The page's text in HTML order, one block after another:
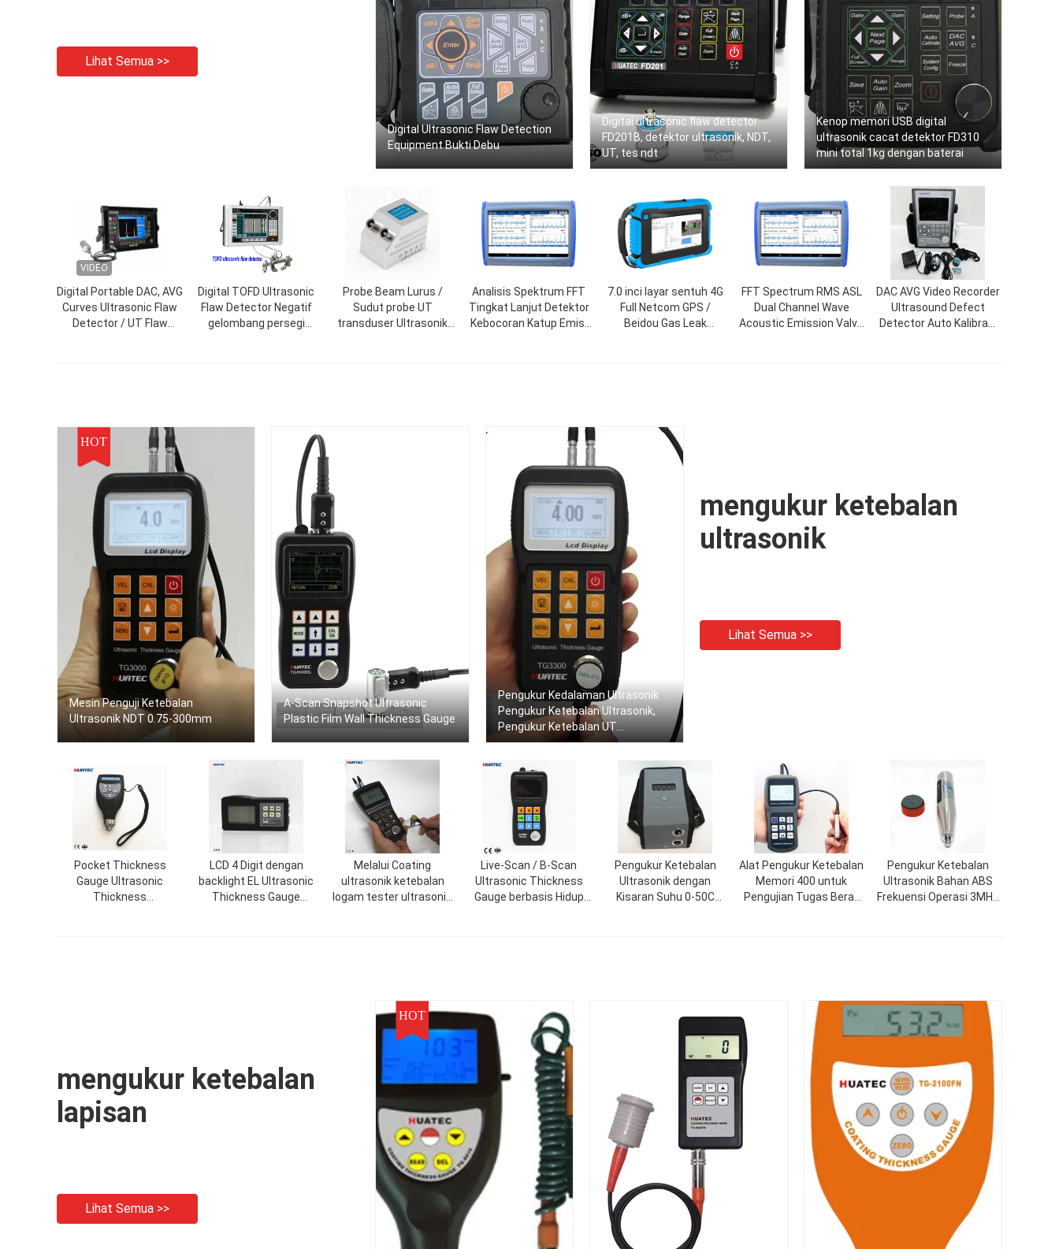
Lihat Semua >>
Digital Ultrasonic Flaw Detection
Equipment Bukti Debu
Digital ultrasonic flaw detector
FD201B, detektor ultrasonik, NDT,
UT, tes ndt
Kenop memori USB digital
ultrasonik cacat detektor FD310
mini total 1kg dengan baterai
VIDEO
Digital Portable DAC, AVG
Curves Ultrasonic Flaw
Detector / UT Flaw
Digital TOFD Ultrasonic
Flaw Detector Negatif
gelombang persegi
Probe Beam Lurus /
Sudut probe UT
transduser Ultrasonik
Analisis Spektrum FFT
Tingkat Lanjut Detektor
Kebocoran Katup Emisi
7.0 inci layar sentuh 4G
Full Netcom GPS /
Beidou Gas Leak
FFT Spectrum RMS ASL
Dual Channel Wave
Acoustic Emission Valve
DAC AVG Video Recorder
Ultrasound Defect
Detector Auto Kalibrasi
HOT
Mesin Penguji Ketebalan
Ultrasonik NDT 0.75-300mm
A-Scan Snapshot Ultrasonic
Plastic Film Wall Thickness Gauge
Pengukur Kedalaman Ultrasonik
Pengukur Ketebalan Ultrasonik,
Pengukur Ketebalan UT
Pengukuran Ketebalan Dinding
mengukur ketebalan
ultrasonik
Lihat Semua >>
Pocket Thickness
Gauge Ultrasonic
Thickness
LCD 4 Digit dengan
backlight EL Ultrasonic
Thickness Gauge
Melalui Coating
ultrasonik ketebalan
logam tester ultrasonic
Live-Scan / B-Scan
Ultrasonic Thickness
Gauge berbasis Hidup
Pengukur Ketebalan
Ultrasonik dengan
Kisaran Suhu 0-50C
Alat Pengukur Ketebalan
Memori 400 untuk
Pengujian Tugas Berat
Pengukur Ketebalan
Ultrasonik Bahan ABS
Frekuensi Operasi 3MHz
mengukur ketebalan
lapisan
Lihat Semua >>
HOT